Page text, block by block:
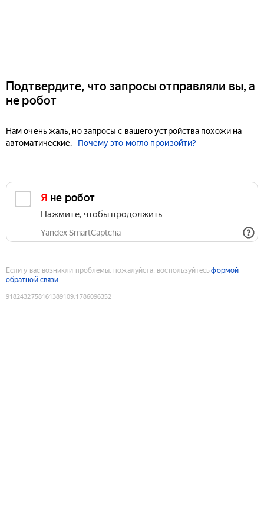
Подтвердите, что запросы отправляли вы, а
не робот
Нам очень жаль, но запросы с вашего устройства похожи на
автоматические.
Почему это могло произойти?
Я не робот
Нажмите, чтобы продолжить
Yandex SmartCaptcha
Если у вас возникли проблемы, пожалуйста, воспользуйтесьформой
обратной связи
9182432758161389109:1786096352